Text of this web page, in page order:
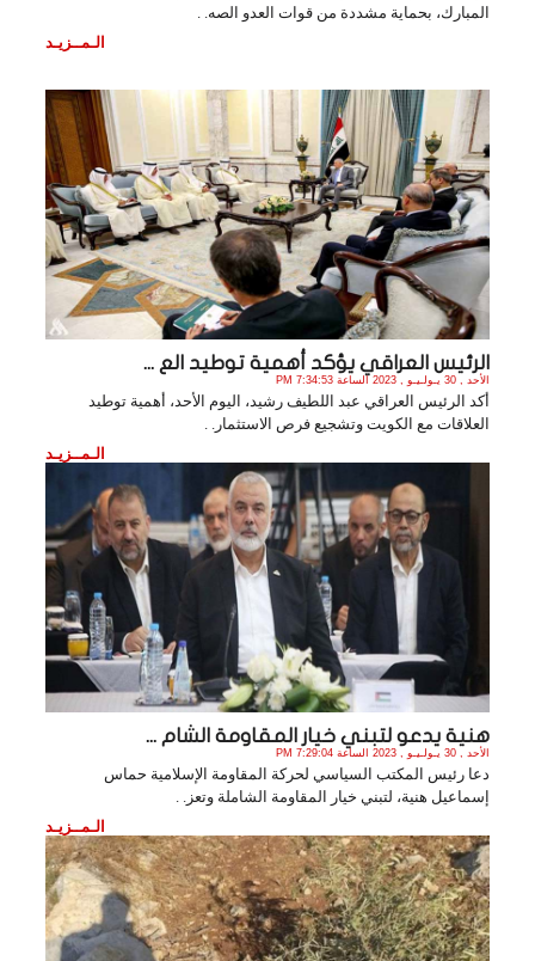
المبارك، بحماية مشددة من قوات العدو الصه. .
الـمــزيـد
الرئيس العراقي يؤكد أهمية توطيد الع ...
الأحد , 30 يـولـيـو , 2023 الساعة 7:34:53 PM
أكد الرئيس العراقي عبد اللطيف رشيد، اليوم الأحد، أهمية توطيد
العلاقات مع الكويت وتشجيع فرص الاستثمار. .
الـمــزيـد
هنية يدعو لتبني خيار المقاومة الشام ...
الأحد , 30 يـولـيـو , 2023 الساعة 7:29:04 PM
دعا رئيس المكتب السياسي لحركة المقاومة الإسلامية حماس
إسماعيل هنية، لتبني خيار المقاومة الشاملة وتعز. .
الـمــزيـد